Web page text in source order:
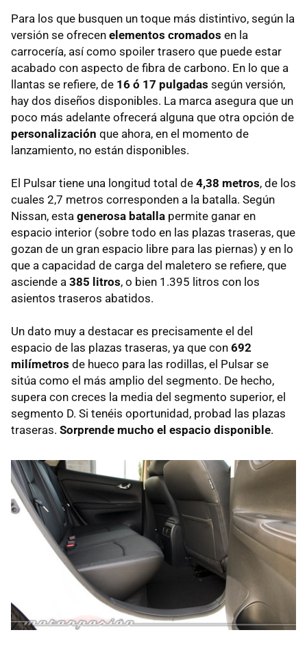
Para los que busquen un toque más distintivo, según la
versión se ofrecen elementos cromados en la
carrocería, así como spoiler trasero que puede estar
acabado con aspecto de fibra de carbono. En lo que a
llantas se refiere, de 16 ó 17 pulgadas según versión,
hay dos diseños disponibles. La marca asegura que un
poco más adelante ofrecerá alguna que otra opción de
personalización que ahora, en el momento de
lanzamiento, no están disponibles.
El Pulsar tiene una longitud total de 4,38 metros, de los
cuales 2,7 metros corresponden a la batalla. Según
Nissan, esta generosa batalla permite ganar en
espacio interior (sobre todo en las plazas traseras, que
gozan de un gran espacio libre para las piernas) y en lo
que a capacidad de carga del maletero se refiere, que
asciende a 385 litros, o bien 1.395 litros con los
asientos traseros abatidos.
Un dato muy a destacar es precisamente el del
espacio de las plazas traseras, ya que con 692
milímetros de hueco para las rodillas, el Pulsar se
sitúa como el más amplio del segmento. De hecho,
supera con creces la media del segmento superior, el
segmento D. Si tenéis oportunidad, probad las plazas
traseras. Sorprende mucho el espacio disponible.